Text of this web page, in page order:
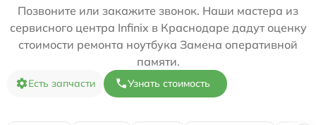
Позвоните или закажите звонок. Наши мастера из
сервисного центра Infinix в Краснодаре дадут оценку
стоимости ремонта ноутбука Замена оперативной
памяти.
Есть запчасти Узнать стоимость